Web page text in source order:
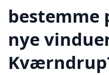
bestemme
nye